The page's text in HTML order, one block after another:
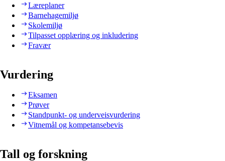
Læreplaner
Barnehagemiljø
Skolemiljø
Tilpasset opplæring og inkludering
Fravær
Vurdering
Eksamen
Prøver
Standpunkt- og underveisvurdering
Vitnemål og kompetansebevis
Tall og forskning